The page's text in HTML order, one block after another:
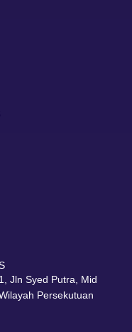
Jln Syed Putra, Mid
Persekutuan